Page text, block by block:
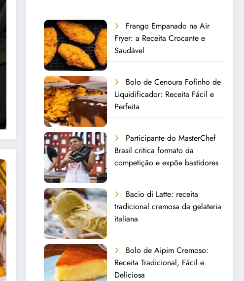
Frango Empanado na Air
Fryer: a Receita Crocante e
Saudável
Bolo de Cenoura Fofinho de
Liquidificador: Receita Fácil e
Perfeita
Participante do MasterChef
Brasil critica formato da
competição e expõe bastidores
Bacio di Latte: receita
tradicional cremosa da gelateria
italiana
Bolo de Aipim Cremoso:
Receita Tradicional, Fácil e
Deliciosa